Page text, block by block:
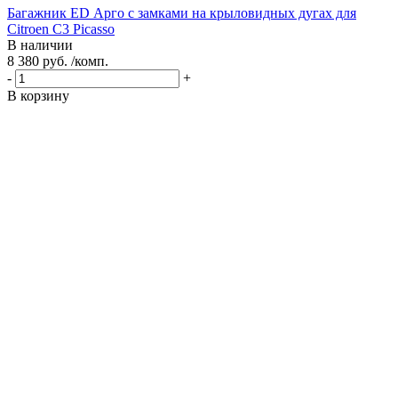
Багажник ED Арго с замками на крыловидных дугах для
Citroen C3 Picasso
В наличии
8 380 руб. /комп.
-
+
В корзину